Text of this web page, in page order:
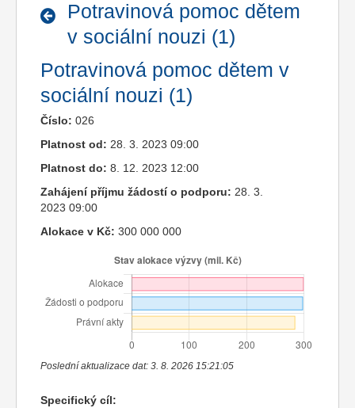
Potravinová pomoc dětem
v sociální nouzi (1)
Potravinová pomoc dětem v
sociální nouzi (1)
Číslo: 026
Platnost od: 28. 3. 2023 09:00
Platnost do: 8. 12. 2023 12:00
Zahájení příjmu žádostí o podporu: 28. 3.
2023 09:00
Alokace v Kč: 300 000 000
Poslední aktualizace dat: 3. 8. 2026 15:21:05
Specifický cíl: